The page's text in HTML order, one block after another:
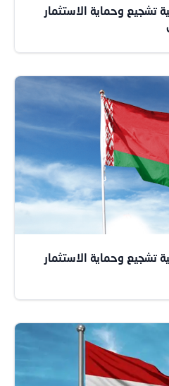
تشجيع وحماية الاستثمار
تشجيع وحماية الاستثمار